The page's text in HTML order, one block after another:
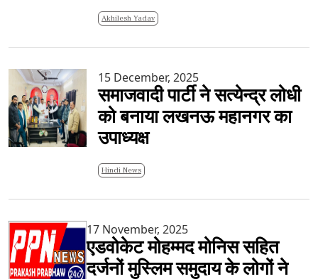
Akhilesh Yadav
15 December, 2025
समाजवादी पार्टी ने सत्येन्द्र लोधी
को बनाया लखनऊ महानगर का
उपाध्यक्ष
Hindi News
17 November, 2025
एडवोकेट मोहम्मद मोनिस सहित
दर्जनों मुस्लिम समुदाय के लोगों ने